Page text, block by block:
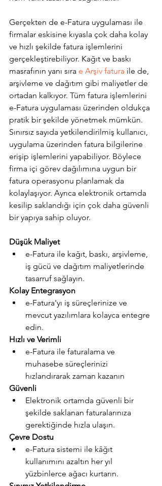
Gerçekten de e-Fatura uygulaması ile
firmalar eskisine kıyasla çok daha kolay
ve hızlı şekilde fatura işlemlerini
gerçekleştirebiliyor. Kağıt ve baskı
masrafının yanı sıra e Arşiv fatura ile de,
arşivleme ve dağıtım gibi maliyetler de
ortadan kalkıyor. Tüm fatura işlemlerini
e-Fatura uygulaması üzerinden oldukça
pratik bir şekilde yönetmek mümkün.
Sınırsız sayıda yetkilendirilmiş kullanıcı,
uygulama üzerinden fatura bilgilerine
erişip işlemlerini yapabiliyor. Böylece
firma içi görev dağılımına uygun bir
fatura operasyonu planlamak da
kolaylaşıyor. Ayrıca elektronik ortamda
kesilip saklandığı için çok daha güvenli
bir yapıya sahip oluyor.
Düşük Maliyet
e-Fatura ile kağıt, baskı, arşivleme,
iş gücü ve dağıtım maliyetlerinde
tasarruf sağlayın.
Kolay Entegrasyon
e-Fatura'yı iş süreçlerinize ve
mevcut yazılımlara kolayca entegre
edin.
Hızlı ve Verimli
e-Fatura ile faturalama ve
muhasebe süreçlerinizi
hızlandırarak zaman kazanın
Güvenli
Elektronik ortamda güvenli bir
şekilde saklanan faturalarınıza
gerektiğinde hızla ulaşın.
Çevre Dostu
e-Fatura sistemi ile kâğıt
kullanımını azaltın her yıl
yüzbinlerce ağacı kurtarın.